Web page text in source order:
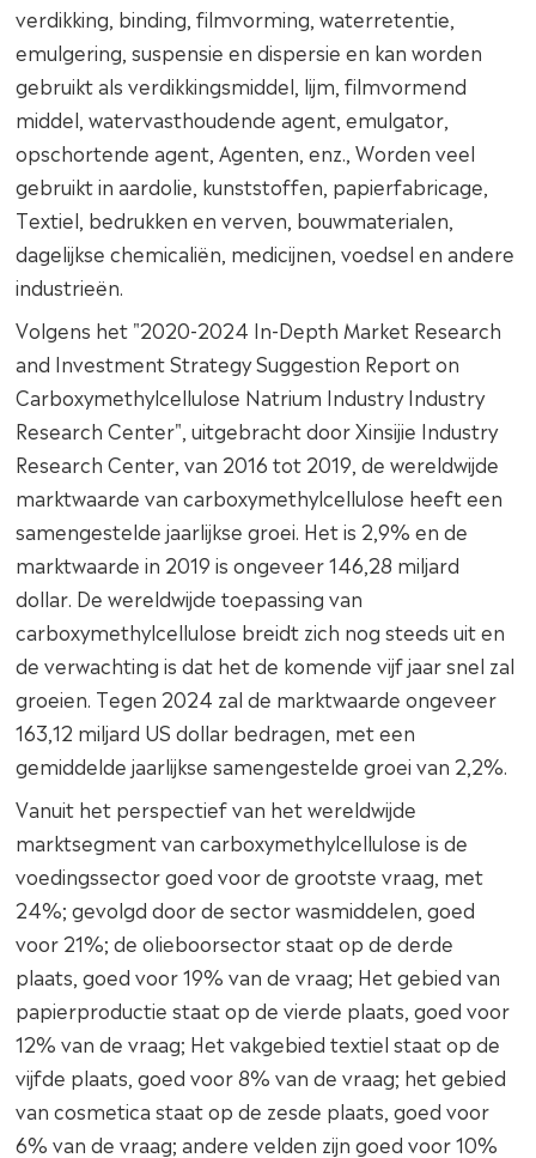
verdikking, binding, filmvorming, waterretentie,
emulgering, suspensie en dispersie en kan worden
gebruikt als verdikkingsmiddel, lijm, filmvormend
middel, watervasthoudende agent, emulgator,
opschortende agent, Agenten, enz., Worden veel
gebruikt in aardolie, kunststoffen, papierfabricage,
Textiel, bedrukken en verven, bouwmaterialen,
dagelijkse chemicaliën, medicijnen, voedsel en andere
industrieën.
Volgens het "2020-2024 In-Depth Market Research
and Investment Strategy Suggestion Report on
Carboxymethylcellulose Natrium Industry Industry
Research Center", uitgebracht door Xinsijie Industry
Research Center, van 2016 tot 2019, de wereldwijde
marktwaarde van carboxymethylcellulose heeft een
samengestelde jaarlijkse groei. Het is 2,9% en de
marktwaarde in 2019 is ongeveer 146,28 miljard
dollar. De wereldwijde toepassing van
carboxymethylcellulose breidt zich nog steeds uit en
de verwachting is dat het de komende vijf jaar snel zal
groeien. Tegen 2024 zal de marktwaarde ongeveer
163,12 miljard US dollar bedragen, met een
gemiddelde jaarlijkse samengestelde groei van 2,2%.
Vanuit het perspectief van het wereldwijde
marktsegment van carboxymethylcellulose is de
voedingssector goed voor de grootste vraag, met
24%; gevolgd door de sector wasmiddelen, goed
voor 21%; de olieboorsector staat op de derde
plaats, goed voor 19% van de vraag; Het gebied van
papierproductie staat op de vierde plaats, goed voor
12% van de vraag; Het vakgebied textiel staat op de
vijfde plaats, goed voor 8% van de vraag; het gebied
van cosmetica staat op de zesde plaats, goed voor
6% van de vraag; andere velden zijn goed voor 10%